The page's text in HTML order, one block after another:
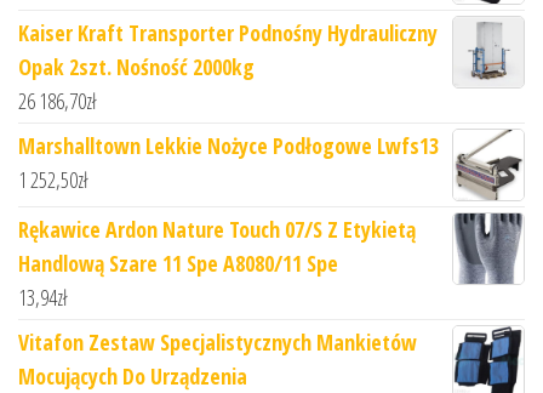
Kaiser Kraft Transporter Podnośny Hydrauliczny
Opak 2szt. Nośność 2000kg
26 186,70zł
Marshalltown Lekkie Nożyce Podłogowe Lwfs13
1 252,50zł
Rękawice Ardon Nature Touch 07/S Z Etykietą
Handlową Szare 11 Spe A8080/11 Spe
13,94zł
Vitafon Zestaw Specjalistycznych Mankietów
Mocujących Do Urządzenia